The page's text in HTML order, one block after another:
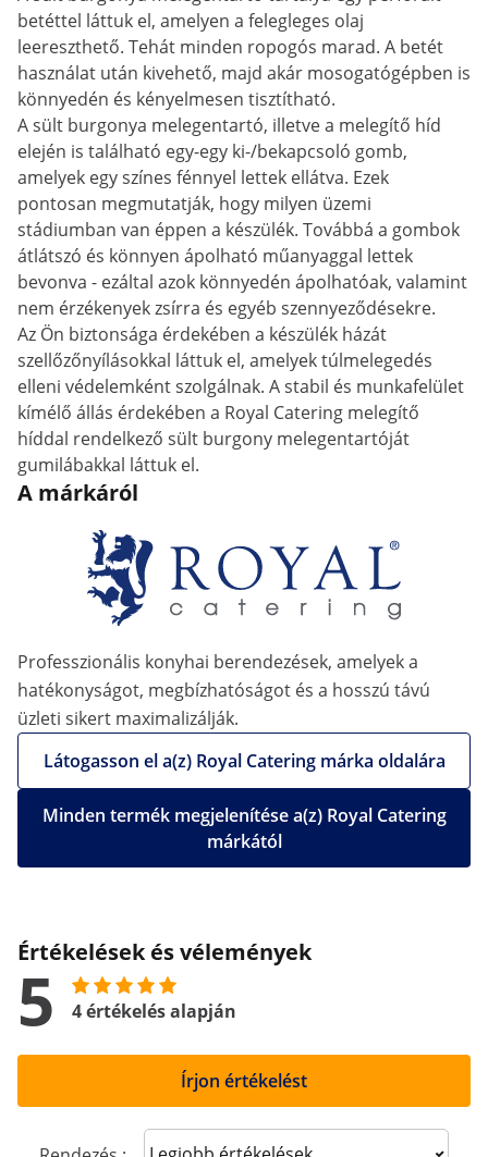
betéttel láttuk el, amelyen a felegleges olaj
leereszthető. Tehát minden ropogós marad. A betét
használat után kivehető, majd akár mosogatógépben is
könnyedén és kényelmesen tisztítható.
A sült burgonya melegentartó, illetve a melegítő híd
elején is található egy-egy ki-/bekapcsoló gomb,
amelyek egy színes fénnyel lettek ellátva. Ezek
pontosan megmutatják, hogy milyen üzemi
stádiumban van éppen a készülék. Továbbá a gombok
átlátszó és könnyen ápolható műanyaggal lettek
bevonva - ezáltal azok könnyedén ápolhatóak, valamint
nem érzékenyek zsírra és egyéb szennyeződésekre.
Az Ön biztonsága érdekében a készülék házát
szellőzőnyílásokkal láttuk el, amelyek túlmelegedés
elleni védelemként szolgálnak. A stabil és munkafelület
kímélő állás érdekében a Royal Catering melegítő
híddal rendelkező sült burgony melegentartóját
gumilábakkal láttuk el.
A márkáról
Professzionális konyhai berendezések, amelyek a
hatékonyságot, megbízhatóságot és a hosszú távú
üzleti sikert maximalizálják.
Látogasson el a(z) Royal Catering márka oldalára
Minden termék megjelenítése a(z) Royal Catering
márkától
Értékelések és vélemények
5 4 értékelés alapján
Írjon értékelést
Sort reviews